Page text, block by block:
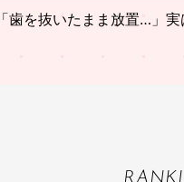
歯を抜いたまま放置…」